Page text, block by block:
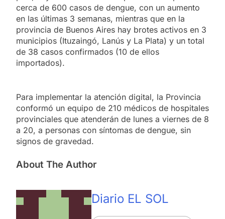
cerca de 600 casos de dengue, con un aumento
en las últimas 3 semanas, mientras que en la
provincia de Buenos Aires hay brotes activos en 3
municipios (Ituzaingó, Lanús y La Plata) y un total
de 38 casos confirmados (10 de ellos
importados).
Para implementar la atención digital, la Provincia
conformó un equipo de 210 médicos de hospitales
provinciales que atenderán de lunes a viernes de 8
a 20, a personas con síntomas de dengue, sin
signos de gravedad.
About The Author
Diario EL SOL